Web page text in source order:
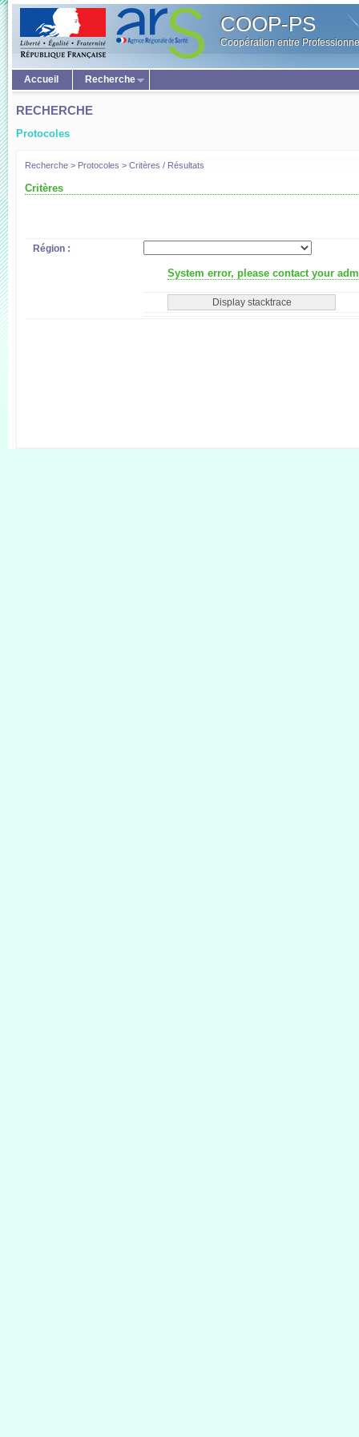
COOP-PS
Coopération entre
Accueil Recherche
RECHERCHE
Protocoles
Recherche > Protocoles > Critères / Résultats
Critères
Région :
System error, please contact your